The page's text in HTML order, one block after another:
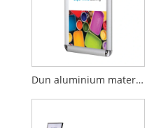
Dun aluminium materiaal aluminium fotolijst posterframe